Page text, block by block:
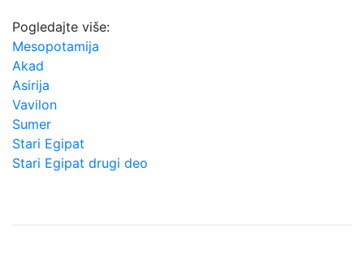
Pogledajte više:
Mesopotamija
Akad
Asirija
Vavilon
Sumer
Stari Egipat
Stari Egipat drugi deo